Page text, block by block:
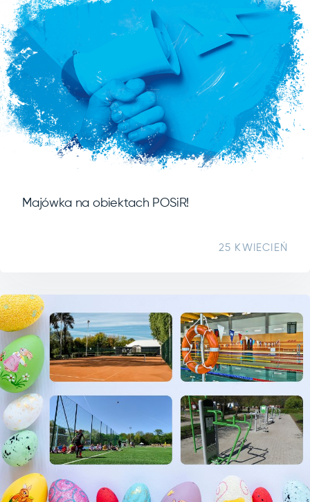
Majówka na obiektach POSiR!
25 KWIECIEŃ